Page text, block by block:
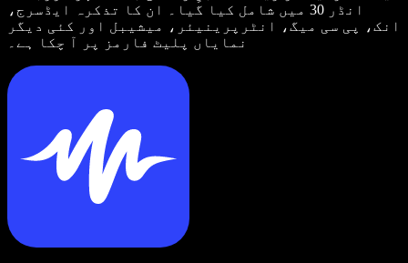
انڈر 30 میں شامل کیا گیا۔ ان کا تذکرہ ایڈسرج،
انک، پی سی میگ، انٹرپرینیئر، میشیبل اور کئی دیگر
نمایاں پلیٹ فارمز پر آ چکا ہے۔